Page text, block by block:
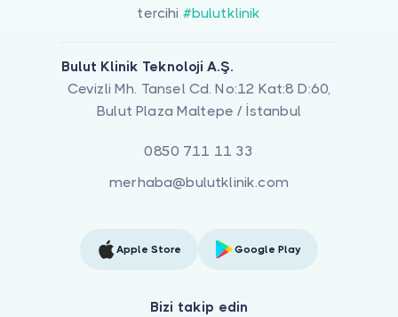
tercihi #bulutklinik
Bulut Klinik Teknoloji A.Ş.
Cevizli Mh. Tansel Cd. No:12 Kat:8 D:60,
Bulut Plaza Maltepe / İstanbul
0850 711 11 33
merhaba@bulutklinik.com
Apple Store Google Play
Bizi takip edin